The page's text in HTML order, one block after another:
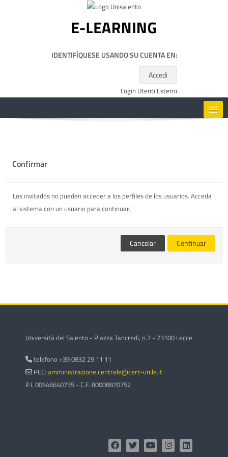
IDENTIFÍQUESE USANDO SU CUENTA EN:
Accedi
Login Utenti Esterni
ESPAÑOL - INTERNACIONAL ‎(ES)‎
Buscar
Confirmar
Los invitados no pueden acceder a los perfiles de los usuarios. Acceda
al sistema con un usuario para continuar.
Cancelar Continuar
Università del Salento - Piazza Tancredi, n.7 - 73100 Lecce
telefono +39 0832 29 11 11
PEC: amministrazione.centrale@cert-unile.it
P.I. 00646640755 - C.F. 80008870752